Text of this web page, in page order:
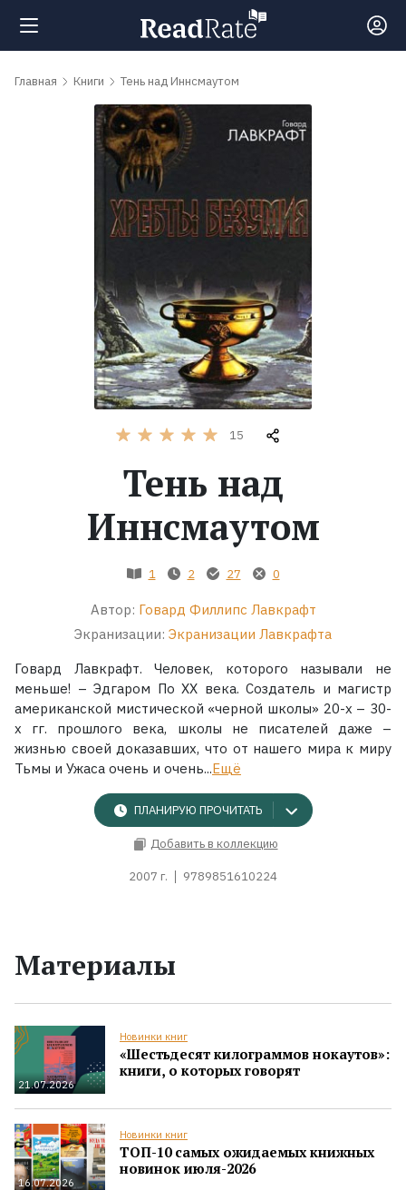
Поиск
обсуждаемые
Экранизации
Коллекции
Главная Книги Тень над Иннсмаутом
15
Тень над
Иннсмаутом
1 2 27 0
Автор: Говард Филлипс Лавкрафт
Экранизации: Экранизации Лавкрафта
Говард Лавкрафт. Человек, которого называли не
меньше! – Эдгаром По XX века. Создатель и магистр
американской мистической «черной школы» 20-х – 30-
х гг. прошлого века, школы не писателей даже –
жизнью своей доказавших, что от нашего мира к миру
Тьмы и Ужаса очень и очень...Ещё
ПЛАНИРУЮ ПРОЧИТАТЬ
Добавить в коллекцию
2007 г. 9789851610224
Материалы
21.07.2026
Новинки книг
«Шестьдесят килограммов нокаутов»:
книги, о которых говорят
16.07.2026
Новинки книг
ТОП-10 самых ожидаемых книжных
новинок июля-2026